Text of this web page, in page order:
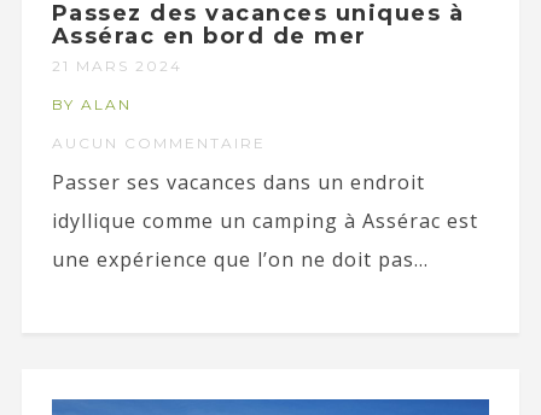
Passez des vacances uniques à
Assérac en bord de mer
21 MARS 2024
BY ALAN
AUCUN COMMENTAIRE
Passer ses vacances dans un endroit
idyllique comme un camping à Assérac est
une expérience que l’on ne doit pas...